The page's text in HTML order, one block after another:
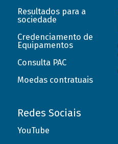
Resultados para a
sociedade
Credenciamento de
Equipamentos
Consulta PAC
Moedas contratuais
Redes Sociais
YouTube